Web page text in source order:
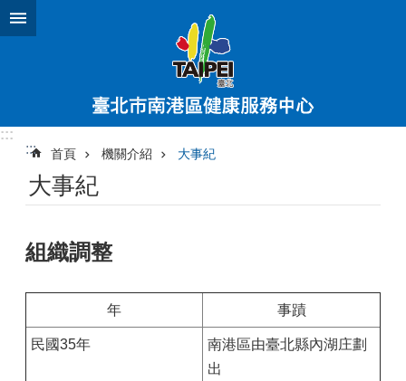
跳到主要內容區塊
:::
:::
首頁 機關介紹 大事紀
大事紀
組織調整
年 事蹟
民國35年
南港區由臺北縣內湖庄劃
出